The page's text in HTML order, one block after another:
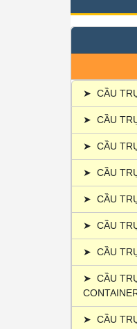
➤ CẦU
➤ CẦU
➤ CẦU
➤ CẦU
➤ CẦU
➤ CẦU
➤ CẦU
➤ CẦU
➤ CẦU